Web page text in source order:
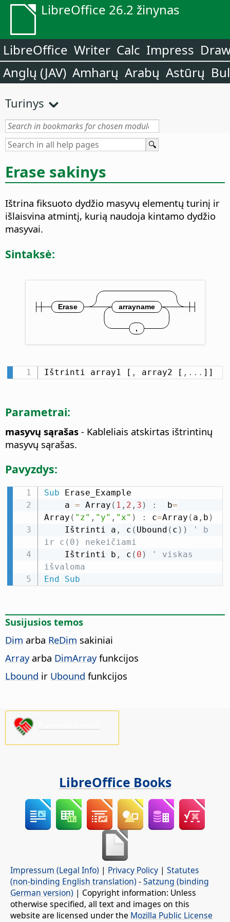
LibreOffice 26.2 žinynas
LibreOffice Writer Calc Impress
Anglų (JAV) Amharų Arabų Astūrų
Turinys
Erase sakinys
Ištrina fiksuoto dydžio masyvų elementų turinį ir
išlaisvina atmintį, kurią naudoja kintamo dydžio
masyvai.
Sintaksė:
Ištrinti array1 [ , array2 [ , . . . ]]
Parametrai:
masyvų sąrašas - Kableliais atskirtas ištrintinų
masyvų sąrašas.
Pavyzdys:
Sub Erase_Example
    a
= Array ( 1 , 2 , 3 ) :
  b
=
Array ( "z" , "y" , "x" ) : c=Array ( a , b )
    Ištrinti a
, c ( Ubound ( c ) )
' b
ir c(0) nekeičiami
    Ištrinti b
, c ( 0 )
' viskas
išvaloma
End
Sub
Susijusios temos
Dim arba ReDim sakiniai
Arrayarba DimArrayfunkcijos
Lbound ir Ubound funkcijos
LibreOffice Books
Impressum (Legal Info) | Privacy Policy | Statutes
(non-binding English translation) -Satzung (binding
German version) | Copyright information: Unless
otherwise specified, all text and images on this
website are licensed under the Mozilla Public License